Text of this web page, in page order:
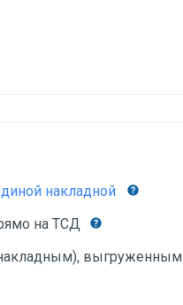
накладной
на ТСД
выгруженным